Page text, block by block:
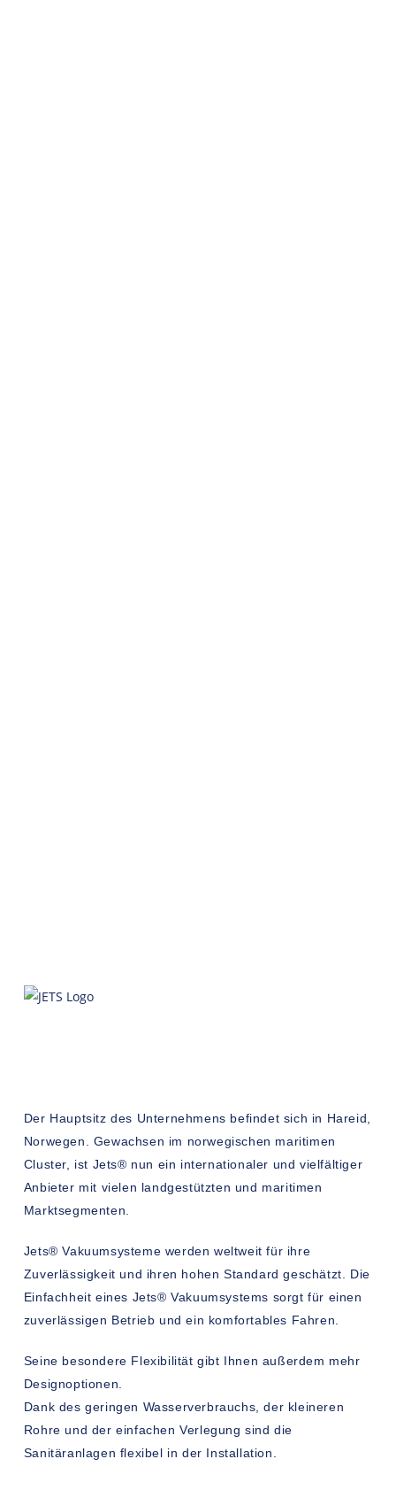
Der Hauptsitz des Unternehmens befindet sich in Hareid,
Norwegen. Gewachsen im norwegischen maritimen
Cluster, ist Jets® nun ein internationaler und vielfältiger
Anbieter mit vielen landgestützten und maritimen
Marktsegmenten.
Jets® Vakuumsysteme werden weltweit für ihre
Zuverlässigkeit und ihren hohen Standard geschätzt. Die
Einfachheit eines Jets® Vakuumsystems sorgt für einen
zuverlässigen Betrieb und ein komfortables Fahren.
Seine besondere Flexibilität gibt Ihnen außerdem mehr
Designoptionen.
Dank des geringen Wasserverbrauchs, der kleineren
Rohre und der einfachen Verlegung sind die
Sanitäranlagen flexibel in der Installation.